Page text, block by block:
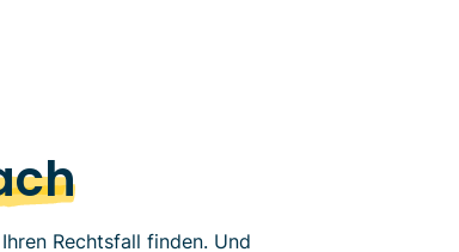
Rechtsfall finden. Und